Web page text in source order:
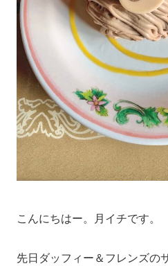
こんにちはー。月イチです。
先日ダッフィー＆フレンズ